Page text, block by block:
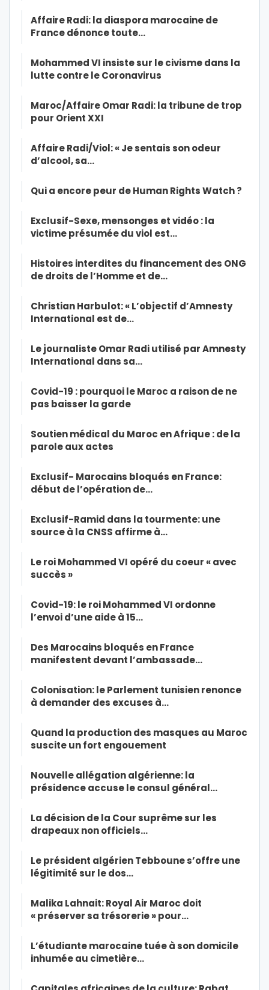
Affaire Radi: la diaspora marocaine de
France dénonce toute…
Mohammed VI insiste sur le civisme dans la
lutte contre le Coronavirus
Maroc/Affaire Omar Radi: la tribune de trop
pour Orient XXI
Affaire Radi/Viol: « Je sentais son odeur
d’alcool, sa…
Qui a encore peur de Human Rights Watch ?
Exclusif-Sexe, mensonges et vidéo : la
victime présumée du viol est…
Histoires interdites du financement des ONG
de droits de l’Homme et de…
Christian Harbulot: « L’objectif d’Amnesty
International est de…
Le journaliste Omar Radi utilisé par Amnesty
International dans sa…
Covid-19 : pourquoi le Maroc a raison de ne
pas baisser la garde
Soutien médical du Maroc en Afrique : de la
parole aux actes
Exclusif- Marocains bloqués en France:
début de l’opération de…
Exclusif-Ramid dans la tourmente: une
source à la CNSS affirme à…
Le roi Mohammed VI opéré du coeur « avec
succès »
Covid-19: le roi Mohammed VI ordonne
l’envoi d’une aide à 15…
Des Marocains bloqués en France
manifestent devant l’ambassade…
Colonisation: le Parlement tunisien renonce
à demander des excuses à…
Quand la production des masques au Maroc
suscite un fort engouement
Nouvelle allégation algérienne: la
présidence accuse le consul général…
La décision de la Cour suprême sur les
drapeaux non officiels…
Le président algérien Tebboune s’offre une
légitimité sur le dos…
Malika Lahnait: Royal Air Maroc doit
« préserver sa trésorerie » pour…
L’étudiante marocaine tuée à son domicile
inhumée au cimetière…